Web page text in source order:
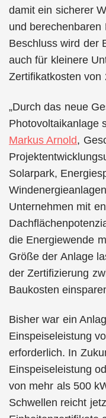
damit ein sicherer
und berechenbaren
Beschluss wird der
auch für kleinere
Zertifikatkosten von
„Durch das neue
Photovoltaikanlage
Markus Arnold,
Solarpark,
Unternehmen mit
die Energiewende
Größe der Anlage
der Zertifizierung
Baukosten
Bisher war ein
Einspeiseleistung
erforderlich. In
Einspeiseleistung
von mehr als 500
Schwellen reicht